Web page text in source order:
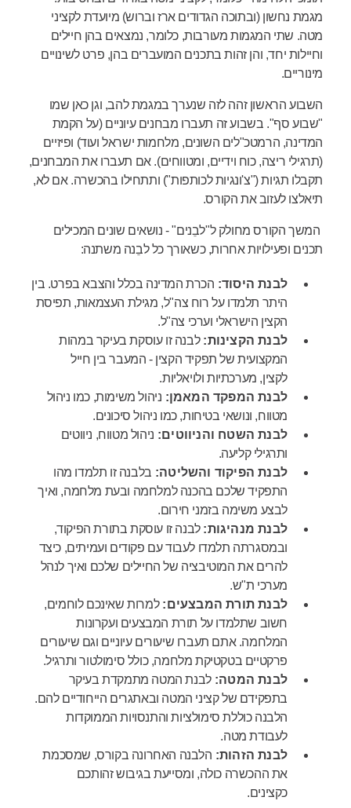
מגמת נחשון (ובתוכה הגדודים ארז וברוש) מיועדת לקציני
מטה. שתי המגמות מעורבות, כלומר, נמצאים בהן חיילים
וחיילות יחד, והן זהות בתכנים המועברים בהן, פרט לשינויים
מינוריים.
השבוע הראשון זהה לזה שנערך במגמת להב, וגן כאן שמו
"שבוע סף". בשבוע זה תעברו מבחנים עיוניים (על הקמת
המדינה, הרמטכ"לים השונים, מלחמות ישראל ועוד) ופיזיים
(תרגילי ריצה, כוח וידיים, ומטווחים). אם תעברו את המבחנים,
תקבלו תגיות ("צ'ונגיות לכותפות") ותתחילו בהכשרה. אם לא,
תיאלצו לעזוב את הקורס.
המשך הקורס מחולק ל"לבֵנים" - נושאים שונים המכילים
תכנים ופעילויות אחרות, כשאורך כל לבֵנה משתנה:
לבנת היסוד: הכרת המדינה בכלל והצבא בפרט. בין
היתר תלמדו על רוח צה"ל, מגילת העצמאות, תפיסת
הקצין הישראלי וערכי צה"ל.
לבנת הקצינות:לבנה זו עוסקת בעיקר במהות
המקצועית של תפקיד הקצין - המעבר בין חייל
לקצין, מערכתיות ולויאליות.
לבנת המפקד המאמן: ניהול משימות, כמו ניהול
מטווח, ונושאי בטיחות, כמו ניהול סיכונים.
לבנת השטח והניווטים: ניהול מטווח, ניווטים
ותרגילי קליעה.
לבנת הפיקוד והשליטה: בלבנה זו תלמדו מהו
התפקיד שלכם בהכנה למלחמה ובעת מלחמה, ואיך
לבצע משימה בזמני חירום.
לבנת מנהיגות: לבנה זו עוסקת בתורת הפיקוד,
ובמסגרתה תלמדו לעבוד עם פקודים ועמיתים, כיצד
להרים את המוטיבציה של החיילים שלכם ואיך לנהל
מערכי ת"ש.
לבנת תורת המבצעים:למרות שאינכם לוחמים,
חשוב שתלמדו על תורת המבצעים ועקרונות
המלחמה. אתם תעברו שיעורים עיוניים וגם שיעורים
פרקטיים בטקטיקת מלחמה, כולל סימולטור ותרגיל.
לבנת המטה:לבנת המטה מתמקדת בעיקר
בתפקידם של קציני המטה ובאתגרים הייחודיים להם.
הלבנה כוללת סימולציות והתנסויות הממוקדות
לעבודת מטה.
לבנת הזהות: הלבנה האחרונה בקורס, שמסכמת
את ההכשרה כולה, ומסייעת בגיבוש זהותכם
כקצינים.